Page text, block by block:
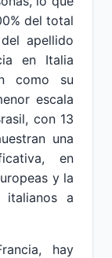
del total
apellido
en Italia
como su
escala
con 13
una
en
y la
italianos a
hay